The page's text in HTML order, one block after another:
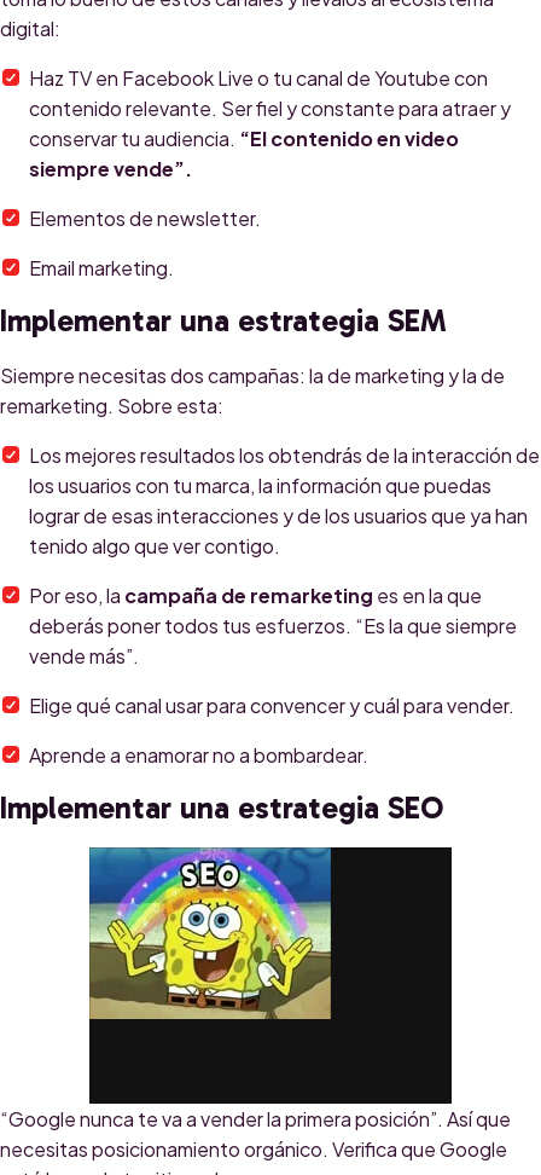
digital:
Haz TV en Facebook Live o tu canal de Youtube con
contenido relevante. Ser fiel y constante para atraer y
conservar tu audiencia. “El contenido en video
siempre vende”.
Elementos de newsletter.
Email marketing.
Implementar una estrategia SEM
Siempre necesitas dos campañas: la de marketing y la de
remarketing. Sobre esta:
Los mejores resultados los obtendrás de la interacción de
los usuarios con tu marca, la información que puedas
lograr de esas interacciones y de los usuarios que ya han
tenido algo que ver contigo.
Por eso, la campaña de remarketing es en la que
deberás poner todos tus esfuerzos. “Es la que siempre
vende más”.
Elige qué canal usar para convencer y cuál para vender.
Aprende a enamorar no a bombardear.
Implementar una estrategia SEO
via GIPHY
“Google nunca te va a vender la primera posición”. Así que
necesitas posicionamiento orgánico. Verifica que Google